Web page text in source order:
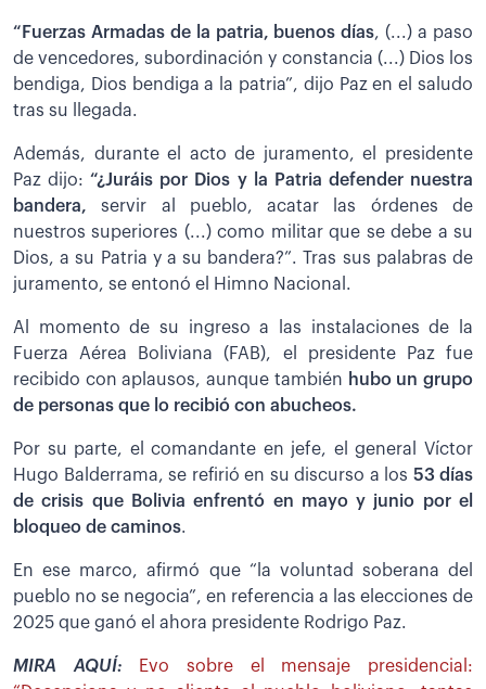
“Fuerzas Armadas de la patria, buenos días, (...) a paso
de vencedores, subordinación y constancia (...) Dios los
bendiga, Dios bendiga a la patria”, dijo Paz en el saludo
tras su llegada.
Además, durante el acto de juramento, el presidente
Paz dijo:“¿Juráis por Dios y la Patria defender nuestra
bandera, servir al pueblo, acatar las órdenes de
nuestros superiores (...) como militar que se debe a su
Dios, a su Patria y a su bandera?”. Tras sus palabras de
juramento, se entonó el Himno Nacional.
Al momento de su ingreso a las instalaciones de la
Fuerza Aérea Boliviana (FAB), el presidente Paz fue
recibido con aplausos, aunque también hubo un grupo
de personas que lo recibió con abucheos.
Por su parte, el comandante en jefe, el general Víctor
Hugo Balderrama, se refirió en su discurso a los 53 días
de crisis que Bolivia enfrentó en mayo y junio por el
bloqueo de caminos.
En ese marco, afirmó que “la voluntad soberana del
pueblo no se negocia”, en referencia a las elecciones de
2025 que ganó el ahora presidente Rodrigo Paz.
MIRA AQUÍ:
Evo sobre el mensaje presidencial: